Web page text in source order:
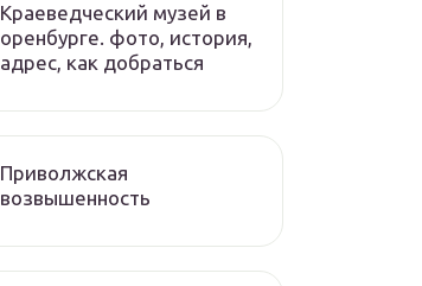
Краеведческий музей в
оренбурге. фото, история,
адрес, как добраться
Приволжская
возвышенность